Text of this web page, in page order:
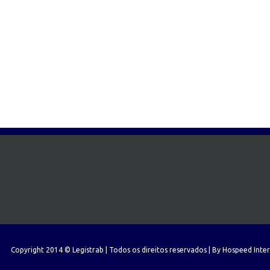
Copyright 2014 © Legistrab | Todos os direitos reservados | By Hospeed